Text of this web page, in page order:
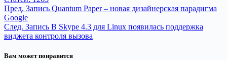
Пред. Запись Quantum Paper – новая дизайнерская парадигма
Google
След. Запись В Skype 4.3 для Linux появилась поддержка
виджета контроля вызова
Вам может понравится